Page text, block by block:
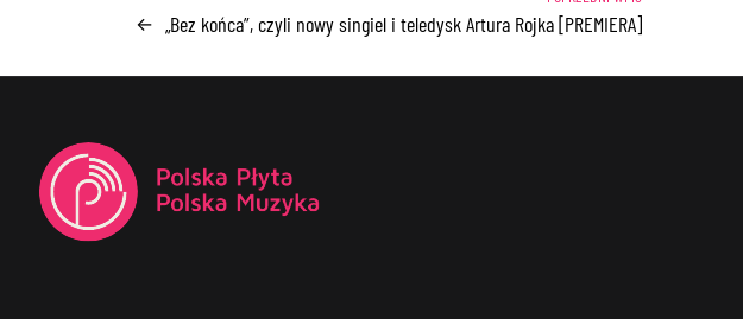
← „Bez końca”, czyli nowy singiel i teledysk Artura Rojka [PREMIERA]